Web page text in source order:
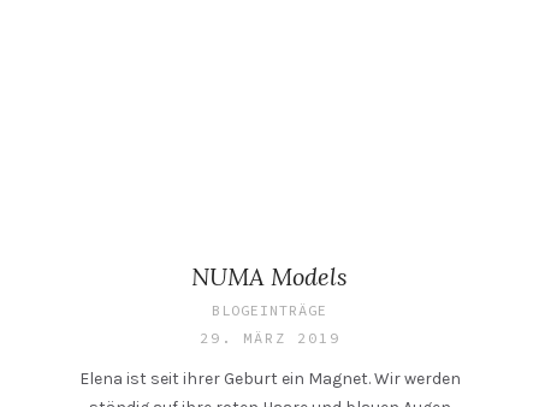
NUMA Models
BLOGEINTRÄGE
29. MÄRZ 2019
Elena ist seit ihrer Geburt ein Magnet. Wir werden